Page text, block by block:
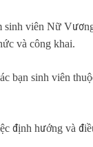
viên Nữ
và công khai.
bạn sinh viên
định hướng và